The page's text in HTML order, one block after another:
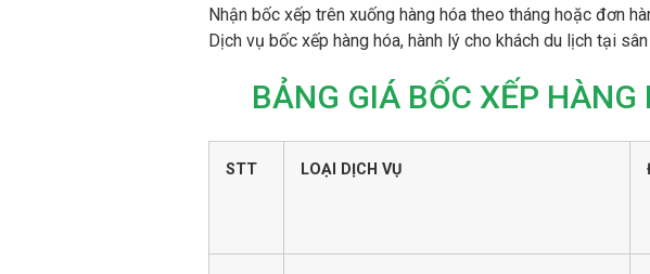
Nhận bốc xếp trên xuống hàng hóa theo tháng hoặc đơn
Dịch vụ bốc xếp hàng hóa, hành lý cho khách du lịch tại
BẢNG GIÁ BỐC XẾP HÀNG
STT LOẠI DỊCH VỤ